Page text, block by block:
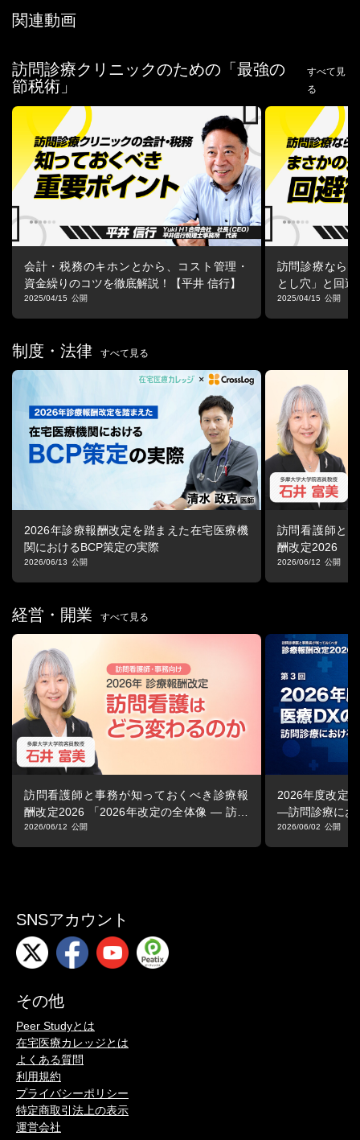
・大阪国税局で、大手企業等の国際課税を含む法人税・消費税の
税務調査や、海外取引に係る脱税企業等の把握・告発関連等の業
・2021年4月に英国国立ウェールズ大学大学院トリニティセントデ
イビッドMBAプログラムに入学し、2023年3月に卒業して英国MB
Aを取得
・2023年7月に国税局を定年退職後、同12月に税理士事務所を独
立開業し、2024年1月からはコンサルタント業でも活躍中
■プログラム詳細
1.医療法人と個人事業主の税務上の違い
・税金の違い
・節税メリットの違い
2.訪問診療クリニックにおける節税対策の基本
・売上の適正管理
・経費の最大活用
・人件費の最適化
・生命保険・小規模共済の活用
・訪問診療用の車両リースで節税
・医療法人化による役員報酬の最適化
・小規模企業共済の活用（個人事業）
・法人契約の生命保険で節税
・期末の設備投資で節税
関連動画
訪問診療クリニックのための「最強の
節税術」
すべて見
る
会計・税務のキホンとから、コスト管理・
資金繰りのコツを徹底解説！【平井 信行】
2025/04/15
訪問診療なら
とし穴」と回避
2025/04/15
制度・法律 すべて見る
2026年診療報酬改定を踏まえた在宅医療機
関におけるBCP策定の実際
2026/06/13
訪問看護師と
酬改定2026 「
看護はどう変わ
2026/06/12
経営・開業 すべて見る
訪問看護師と事務が知っておくべき診療報
酬改定2026 「2026年改定の全体像 ― 訪問
看護はどう変わるのか」
2026/06/12
2026年度改定
―訪問診療にお
2026/06/02
SNSアカウント
その他
Peer Studyとは
在宅医療カレッジとは
よくある質問
利用規約
プライバシーポリシー
特定商取引法上の表示
運営会社